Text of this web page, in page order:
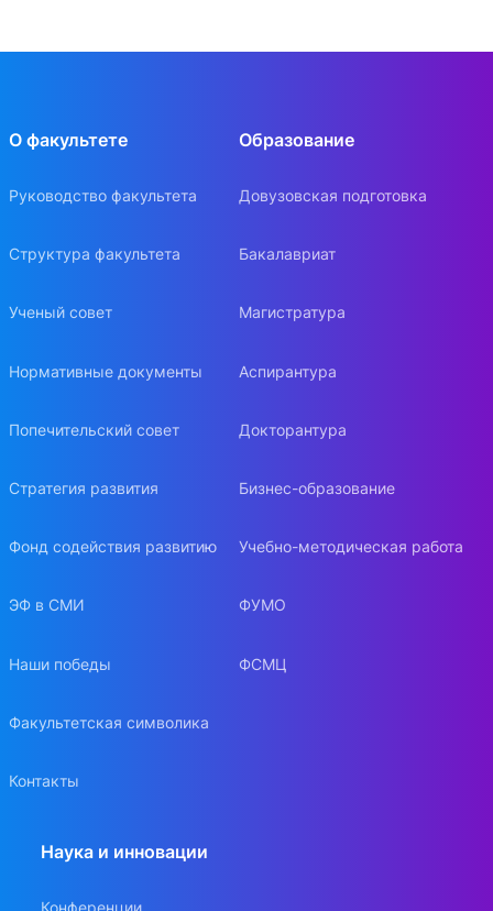
О факультете
Руководство факультета
Структура факультета
Ученый совет
Нормативные документы
Попечительский совет
Стратегия развития
Фонд содействия развитию
ЭФ в СМИ
Наши победы
Факультетская символика
Контакты
Образование
Довузовская подготовка
Бакалавриат
Магистратура
Аспирантура
Докторантура
Бизнес-образование
Учебно-методическая работа
ФУМО
ФСМЦ
Наука и инновации
Конференции